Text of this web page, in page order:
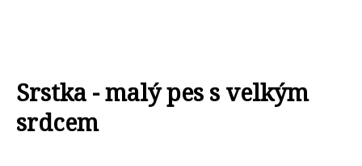
Srstka - malý pes s velkým
srdcem